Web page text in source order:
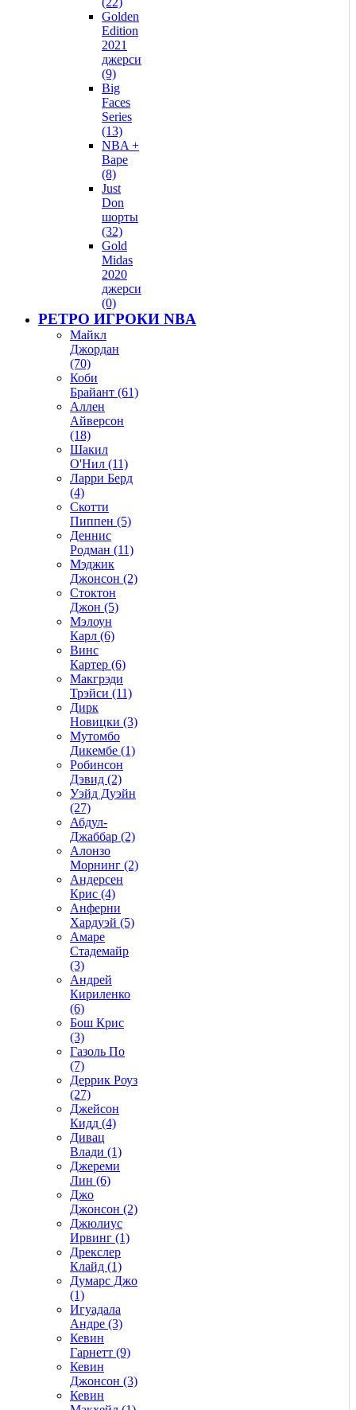
Golden
Edition
2021
джерси
(9)
Big
Faces
Series
(13)
NBA +
Bape
(8)
Just
Don
шорты
(32)
Gold
Midas
2020
джерси
(0)
РЕТРО ИГРОКИ NBA
Майкл
Джордан
(70)
Коби
Брайант (61)
Аллен
Айверсон
(18)
Шакил
О'Нил (11)
Ларри Берд
(4)
Скотти
Пиппен (5)
Деннис
Родман (11)
Мэджик
Джонсон (2)
Стоктон
Джон (5)
Мэлоун
Карл (6)
Винс
Картер (6)
Макгрэди
Трэйси (11)
Дирк
Новицки (3)
Мутомбо
Дикембе (1)
Робинсон
Дэвид (2)
Уэйд Дуэйн
(27)
Абдул-
Джаббар (2)
Алонзо
Морнинг (2)
Андерсен
Крис (4)
Анферни
Xардуэй (5)
Амаре
Стадемайр
(3)
Андрей
Кириленко
(6)
Бош Крис
(3)
Газоль По
(7)
Деррик Роуз
(27)
Джейсон
Кидд (4)
Дивац
Влади (1)
Джереми
Лин (6)
Джо
Джонсон (2)
Джюлиус
Ирвинг (1)
Дрекслер
Клайд (1)
Думарс Джо
(1)
Игуадала
Андре (3)
Кевин
Гарнетт (9)
Кевин
Джонсон (3)
Кевин